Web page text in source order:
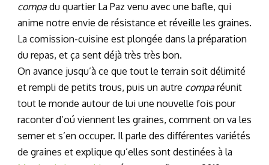
compa du quartier La Paz venu avec une bafle, qui
anime notre envie de résistance et réveille les graines.
La comission-cuisine est plongée dans la préparation
du repas, et ça sent déjà très très bon.
On avance jusqu’à ce que tout le terrain soit délimité
et rempli de petits trous, puis un autre compa réunit
tout le monde autour de lui une nouvelle fois pour
raconter d’oú viennent les graines, comment on va les
semer et s’en occuper. Il parle des différentes variétés
de graines et explique qu’elles sont destinées à la